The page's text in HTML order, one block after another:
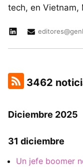
tech, en Vietnam,
3462
Diciembre 2025
31 diciembre
Un jefe boomer